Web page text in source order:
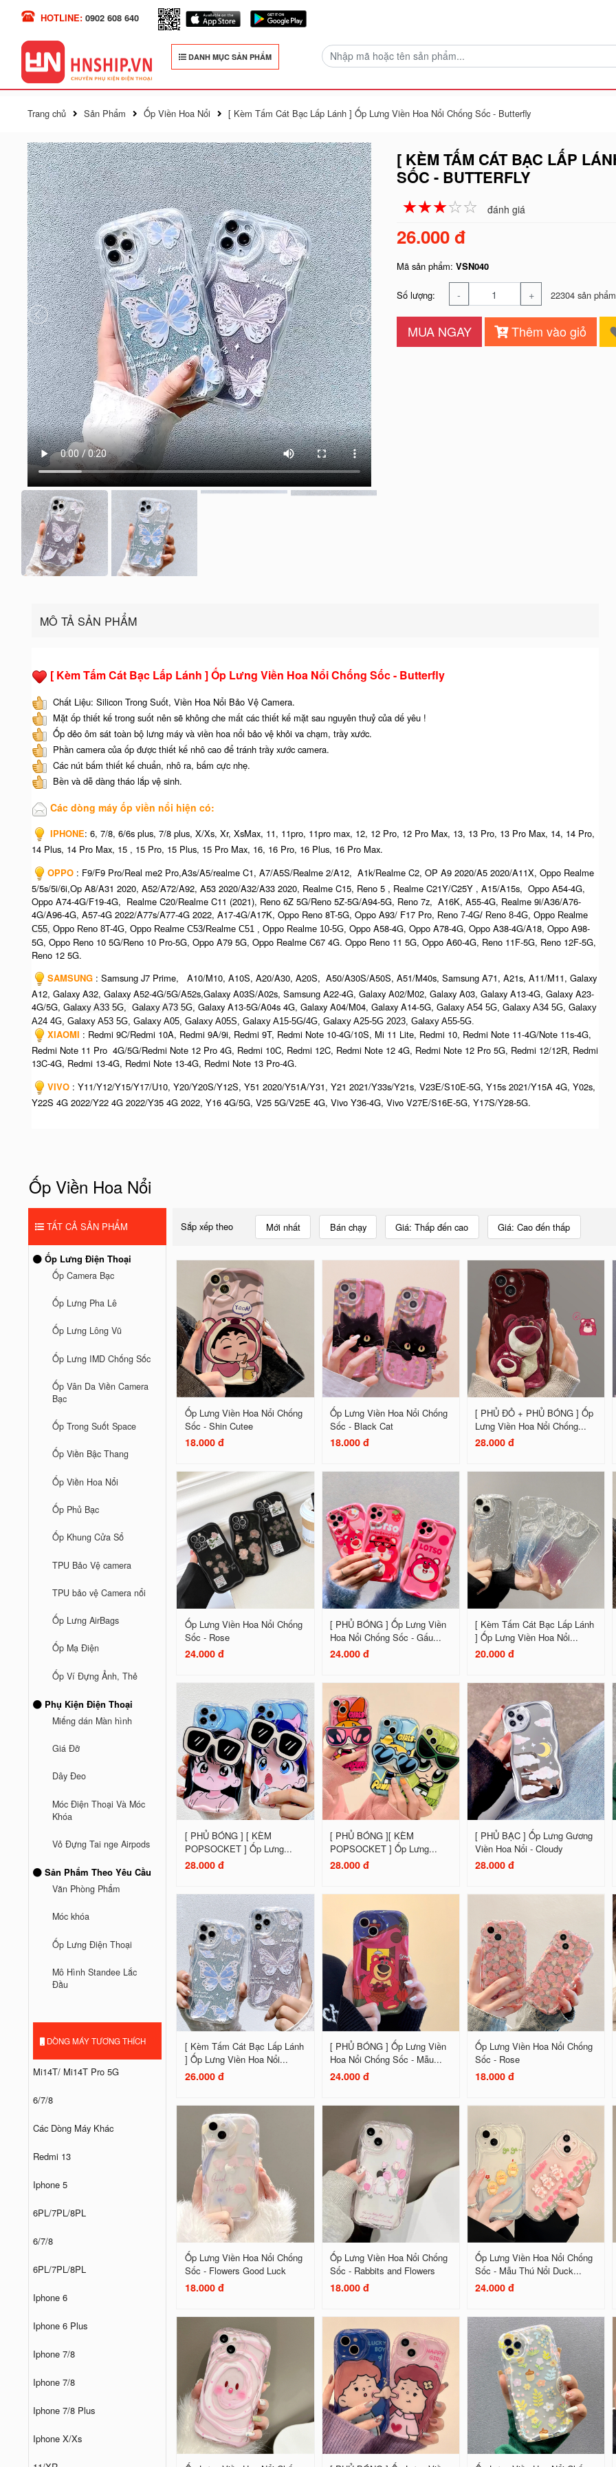
HOTLINE: 0902 608 640
DANH MỤC SẢN PHẨM
Trang chủ Sản Phẩm Ốp Viền Hoa Nổi [ Kèm Tấm Cát Bạc Lấp Lánh ] Ốp Lưng Viền Hoa Nổi Chống Sốc - Butterfly
[ KÈM TẤM CÁT BẠC LẤP
SỐC - BUTTERFLY
☆☆☆☆☆
★★★★★ đánh giá
26.000 đ
Mã sản phẩm:VSN040
Số lượng: - + 22304 sản
MUA NGAY Thêm vào giỏ
MÔ TẢ SẢN PHẨM
[ Kèm Tấm Cát Bạc Lấp Lánh ] Ốp Lưng Viền Hoa Nổi Chống Sốc - Butterfly
Chất Liệu: Silicon Trong Suốt, Viền Hoa Nổi Bảo Vệ Camera.
Mặt ốp thiết kế trong suốt nên sẽ không che mất các thiết kế mặt sau nguyên thuỷ của dế yêu !
Ốp dẻo ôm sát toàn bộ lưng máy và viền hoa nổi bảo vệ khỏi va chạm, trầy xước.
Phần camera của ốp được thiết kế nhô cao để tránh trầy xước camera.
Các nút bấm thiết kế chuẩn, nhô ra, bấm cực nhẹ.
Bền và dễ dàng tháo lắp vệ sinh.
Các dòng máy ốp viền nổi hiện có:
IPHONE: 6, 7/8, 6/6s plus, 7/8 plus, X/Xs, Xr, XsMax, 11, 11pro, 11pro max, 12, 12 Pro, 12 Pro Max, 13, 13 Pro, 13 Pro Max, 14, 14 Pro,
14 Plus, 14 Pro Max, 15 , 15 Pro, 15 Plus, 15 Pro Max, 16, 16 Pro, 16 Plus, 16 Pro Max.
OPPO : F9/F9 Pro/Real me2 Pro,A3s/A5/realme C1, A7/A5S/Realme 2/A12, A1k/Realme C2, OP A9 2020/A5 2020/A11X, Oppo Realme
5/5s/5i/6i,Op A8/A31 2020, A52/A72/A92, A53 2020/A32/A33 2020, Realme C15, Reno 5 , Realme C21Y/C25Y , A15/A15s, Oppo A54-4G,
Oppo A74-4G/F19-4G, Realme C20/Realme C11 (2021), Reno 6Z 5G/Reno 5Z-5G/A94-5G, Reno 7z, A16K, A55-4G, Realme 9i/A36/A76-
4G/A96-4G, A57-4G 2022/A77s/A77-4G 2022, A17-4G/A17K, Oppo Reno 8T-5G, Oppo A93/ F17 Pro, Reno 7-4G/ Reno 8-4G, Oppo Realme
C55, Oppo Reno 8T-4G, Oppo Realme C53/Realme C51 , Oppo Realme 10-5G, Oppo A58-4G, Oppo A78-4G, Oppo A38-4G/A18, Oppo A98-
5G, Oppo Reno 10 5G/Reno 10 Pro-5G, Oppo A79 5G, Oppo Realme C67 4G. Oppo Reno 11 5G, Oppo A60-4G, Reno 11F-5G, Reno 12F-5G,
Reno 12 5G.
SAMSUNG : Samsung J7 Prime, A10/M10, A10S, A20/A30, A20S, A50/A30S/A50S, A51/M40s, Samsung A71, A21s, A11/M11, Galaxy
A12, Galaxy A32, Galaxy A52-4G/5G/A52s,Galaxy A03S/A02s, Samsung A22-4G, Galaxy A02/M02, Galaxy A03, Galaxy A13-4G, Galaxy A23-
4G/5G, Galaxy A33 5G, Galaxy A73 5G, Galaxy A13-5G/A04s 4G, Galaxy A04/M04, Galaxy A14-5G, Galaxy A54 5G, Galaxy A34 5G, Galaxy
A24 4G, Galaxy A53 5G, Galaxy A05, Galaxy A05S, Galaxy A15-5G/4G, Galaxy A25-5G 2023, Galaxy A55-5G.
XIAOMI : Redmi 9C/Redmi 10A, Redmi 9A/9i, Redmi 9T, Redmi Note 10-4G/10S, Mi 11 Lite, Redmi 10, Redmi Note 11-4G/Note 11s-4G,
Redmi Note 11 Pro 4G/5G/Redmi Note 12 Pro 4G, Redmi 10C, Redmi 12C, Redmi Note 12 4G, Redmi Note 12 Pro 5G, Redmi 12/12R, Redmi
13C-4G, Redmi 13-4G, Redmi Note 13-4G, Redmi Note 13 Pro-4G.
VIVO : Y11/Y12/Y15/Y17/U10, Y20/Y20S/Y12S, Y51 2020/Y51A/Y31, Y21 2021/Y33s/Y21s, V23E/S10E-5G, Y15s 2021/Y15A 4G, Y02s,
Y22S 4G 2022/Y22 4G 2022/Y35 4G 2022, Y16 4G/5G, V25 5G/V25E 4G, Vivo Y36-4G, Vivo V27E/S16E-5G, Y17S/Y28-5G.
Ốp Viền Hoa Nổi
TẤT CẢ SẢN PHẨM
Ốp Lưng Điện Thoại
Ốp Camera Bạc
Ốp Lưng Pha Lê
Ốp Lưng Lông Vũ
Ốp Lưng IMD Chống Sốc
Ốp Vân Da Viền Camera
Bạc
Ốp Trong Suốt Space
Ốp Viền Bậc Thang
Ốp Viền Hoa Nổi
Ốp Phủ Bạc
Ốp Khung Cửa Sổ
TPU Bảo Vệ camera
TPU bảo vệ Camera nổi
Ốp Lưng AirBags
Ốp Mạ Điện
Ốp Ví Đựng Ảnh, Thẻ
Phụ Kiện Điện Thoại
Miếng dán Màn hình
Giá Đỡ
Dây Đeo
Móc Điện Thoại Và Móc
Khóa
Vỏ Đựng Tai nge Airpods
Sản Phẩm Theo Yêu Cầu
Văn Phòng Phẩm
Móc khóa
Ốp Lưng Điện Thoại
Mô Hình Standee Lắc
Đầu
DÒNG MÁY TƯƠNG THÍCH
Mi14T/ Mi14T Pro 5G
6/7/8
Các Dòng Máy Khác
Redmi 13
Iphone 5
6PL/7PL/8PL
6/7/8
6PL/7PL/8PL
Iphone 6
Iphone 6 Plus
Iphone 7/8
Iphone 7/8
Iphone 7/8 Plus
Iphone X/Xs
Sắp xếp theo Mới nhất Bán chạy Giá: Thấp đến cao Giá: Cao đến thấp
Ốp Lưng Viền Hoa Nổi Chống
Sốc - Shin Cutee
18.000 đ
Ốp Lưng Viền Hoa Nổi Chống
Sốc - Black Cat
18.000 đ
[ PHỦ ĐỎ + PHỦ BÓNG ] Ốp
Lưng Viền Hoa Nổi Chống...
28.000 đ
Ốp Lưng Viền Hoa Nổi Chống
Sốc - Rose
24.000 đ
[ PHỦ BÓNG ] Ốp Lưng Viền
Hoa Nổi Chống Sốc - Gấu...
24.000 đ
[ Kèm Tấm Cát Bạc Lấp Lánh
] Ốp Lưng Viền Hoa Nổi...
20.000 đ
[ PHỦ BÓNG ] [ KÈM
POPSOCKET ] Ốp Lưng...
28.000 đ
[ PHỦ BÓNG ][ KÈM
POPSOCKET ] Ốp Lưng...
28.000 đ
[ PHỦ BẠC ] Ốp Lưng Gương
Viền Hoa Nổi - Cloudy
28.000 đ
[ Kèm Tấm Cát Bạc Lấp Lánh
] Ốp Lưng Viền Hoa Nổi...
26.000 đ
[ PHỦ BÓNG ] Ốp Lưng Viền
Hoa Nổi Chống Sốc - Mẫu...
24.000 đ
Ốp Lưng Viền Hoa Nổi Chống
Sốc - Rose
18.000 đ
Ốp Lưng Viền Hoa Nổi Chống
Sốc - Flowers Good Luck
18.000 đ
Ốp Lưng Viền Hoa Nổi Chống
Sốc - Rabbits and Flowers
18.000 đ
Ốp Lưng Viền Hoa Nổi Chống
Sốc - Mẫu Thú Nổi Duck...
24.000 đ